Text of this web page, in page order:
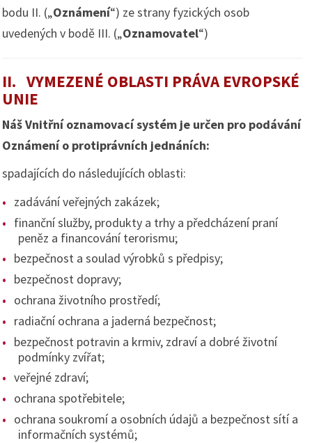
bodu II. („Oznámení“) ze strany fyzických osob
uvedených v bodě III. („Oznamovatel“)
II. VYMEZENÉ OBLASTI PRÁVA EVROPSKÉ
UNIE
Náš Vnitřní oznamovací systém je určen pro podávání
Oznámení o protiprávních jednáních:
spadajících do následujících oblasti:
zadávání veřejných zakázek;
finanční služby, produkty a trhy a předcházení praní
peněz a financování terorismu;
bezpečnost a soulad výrobků s předpisy;
bezpečnost dopravy;
ochrana životního prostředí;
radiační ochrana a jaderná bezpečnost;
bezpečnost potravin a krmiv, zdraví a dobré životní
podmínky zvířat;
veřejné zdraví;
ochrana spotřebitele;
ochrana soukromí a osobních údajů a bezpečnost sítí a
informačních systémů;